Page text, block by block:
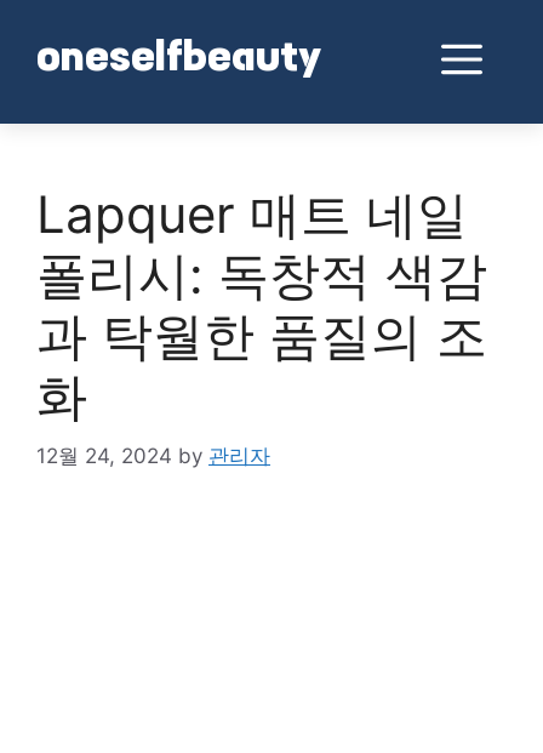
contentoneselfbeauty
Lapquer 매트 네일
폴리시: 독창적 색감
과 탁월한 품질의 조
화
12월 24, 2024 by 관리자